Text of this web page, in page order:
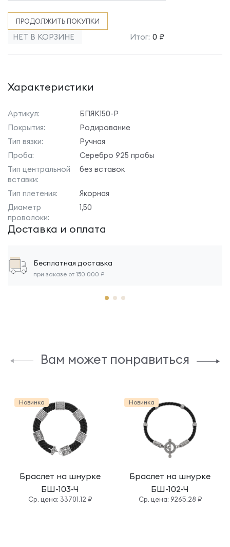
ПРОДОЛЖИТЬ ПОКУПКИ
НЕТ В КОРЗИНЕ Итог: 0 ₽
Характеристики
Артикул:
БПЯК150-Р
Покрытия:
Родирование
Тип вязки:
Ручная
Проба:
Серебро 925 пробы
Тип центральной
вставки:
без вставок
Тип плетения:
Якорная
Диаметр
проволоки:
1,50
Доставка и оплата
Бесплатная доставка
при заказе от 150 000 ₽
Вам может понравиться
Новинка
Браслет на шнурке
БШ-103-Ч
Cр. цена: 33701.12 ₽
Новинка
Браслет на шнурке
БШ-102-Ч
Cр. цена: 9265.28 ₽